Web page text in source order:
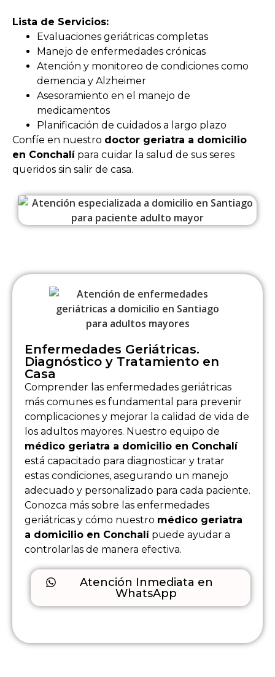
Lista de Servicios:
Evaluaciones geriátricas completas
Manejo de enfermedades crónicas
Atención y monitoreo de condiciones como
demencia y Alzheimer
Asesoramiento en el manejo de
medicamentos
Planificación de cuidados a largo plazo
Confíe en nuestro doctor geriatra a domicilio
en Conchalípara cuidar la salud de sus seres
queridos sin salir de casa.
Enfermedades Geriátricas.
Diagnóstico y Tratamiento en
Casa
Comprender las enfermedades geriátricas
más comunes es fundamental para prevenir
complicaciones y mejorar la calidad de vida de
los adultos mayores. Nuestro equipo de
médico geriatra a domicilio en Conchalí
está capacitado para diagnosticar y tratar
estas condiciones, asegurando un manejo
adecuado y personalizado para cada paciente.
Conozca más sobre las enfermedades
geriátricas y cómo nuestro médico geriatra
a domicilio en Conchalípuede ayudar a
controlarlas de manera efectiva.
Atención Inmediata en
WhatsApp